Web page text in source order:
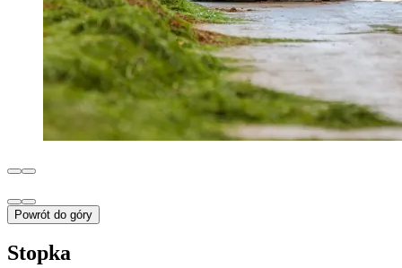
Powrót do góry
Stopka